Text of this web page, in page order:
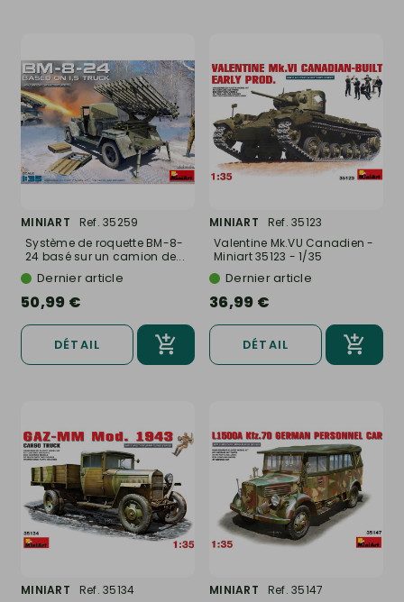
MINIART
Ref. 35259
Système de roquette BM-8-
24 basé sur un camion de...
Dernier article
50,99 €
DÉTAIL
MINIART
Ref. 35123
Valentine Mk.VU Canadien -
Miniart 35123 - 1/35
Dernier article
36,99 €
DÉTAIL
MINIART
Ref. 35134
MINIART
Ref. 35147